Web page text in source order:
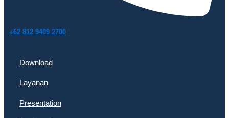
+62 812 9409 2700
Download
Layanan
Presentation